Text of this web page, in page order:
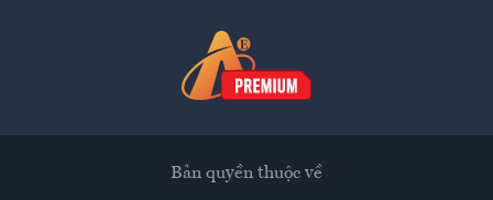
Bản quyền thuộc về